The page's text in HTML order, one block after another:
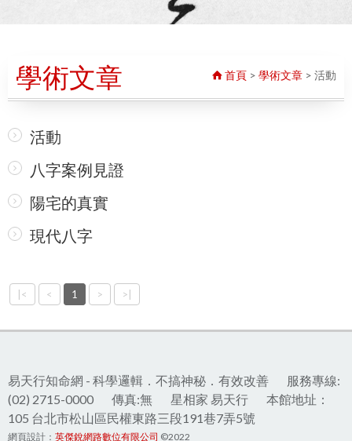
學術文章 首頁 > 學術文章 > 活動
活動
八字案例見證
陽宅的真實
現代八字
|< < 1 > >|
易天行知命網 - 科學邏輯．不搞神秘．有效改善
服務專線:
(02) 2715-0000
傳真:無 星相家 易天行
本館地址：
105 台北市松山區民權東路三段191巷7弄5號
網頁設計： 英傑銳網路數位有限公司 ©2022